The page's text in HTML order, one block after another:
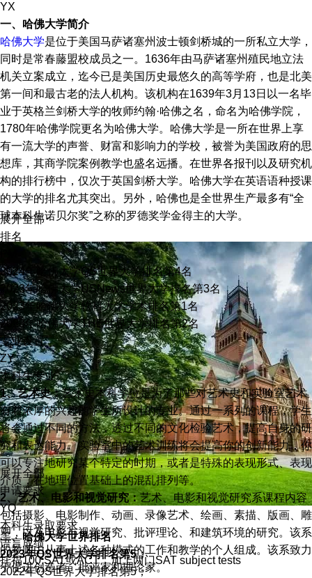
YX
一、哈佛大学简介
哈佛大学是位于美国马萨诸塞州波士顿剑桥城的一所私立大学，
同时是常春藤盟校成员之一。1636年由马萨诸塞州殖民地立法
机关立案成立，迄今已是美国历史最悠久的高等学府，也是北美
第一间和最古老的法人机构。该机构在1639年3月13日以一名毕
业于英格兰剑桥大学的牧师约翰·哈佛之名，命名为哈佛学院，
1780年哈佛学院更名为哈佛大学。哈佛大学是一所在世界上享
有一流大学的声誉、财富和影响力的学校，被誉为美国政府的思
想库，其商学院案例教学也盛名远播。在世界各报刊以及研究机
构的排行榜中，仅次于英国剑桥大学。哈佛大学在英语语种授课
的大学的排名尤其突出。另外，哈佛也是全世界生产最多有“全
球本科生诺贝尔奖”之称的罗德奖学金得主的大学。
二、哈佛大学世界排名
2023年QS世界大学排名第5；
2022年QS世界大学排名第5；
展开全部
排名
2024年哈佛大学QS世界大学排名第4名
2023年哈佛大学USNews世界大学排名第3名
2023年哈佛大学软科大学学术排名第1名
2023年哈佛大学THE世界大学排名第2名
专业设置
ZY
本科生专业
1、艺术史：艺术史本科学位是为了那些对艺术史和实验室艺术
有着浓厚的兴趣的学生所设计的专业。通过一系列的课程，学生
将会通过不同的方法，透过不同的文化检验艺术，提高自身的研
究和表达能力。实验室中的艺术训练将会提高你的创新能力，你
可以专注地研究某个特定的时期，或者是特殊的表现形式、表现
介质，在地理位置基础上的混乱排列等。
2、艺术、电影和视觉研究：艺术、电影和视觉研究系课程内容
包括摄影、电影制作、动画、录像艺术、绘画、素描、版画、雕
塑，以及电影与视觉研究、批评理论、和建筑环境的研究。该系
的教师由从事上述各种模式的工作和教学的个人组成。该系致力
于促进创造者、批评家和理论家。
展开全部
申请要求
YQ
本科生录取要求
语言成绩
托福100;SAT或ACT，加上两门SAT subject tests